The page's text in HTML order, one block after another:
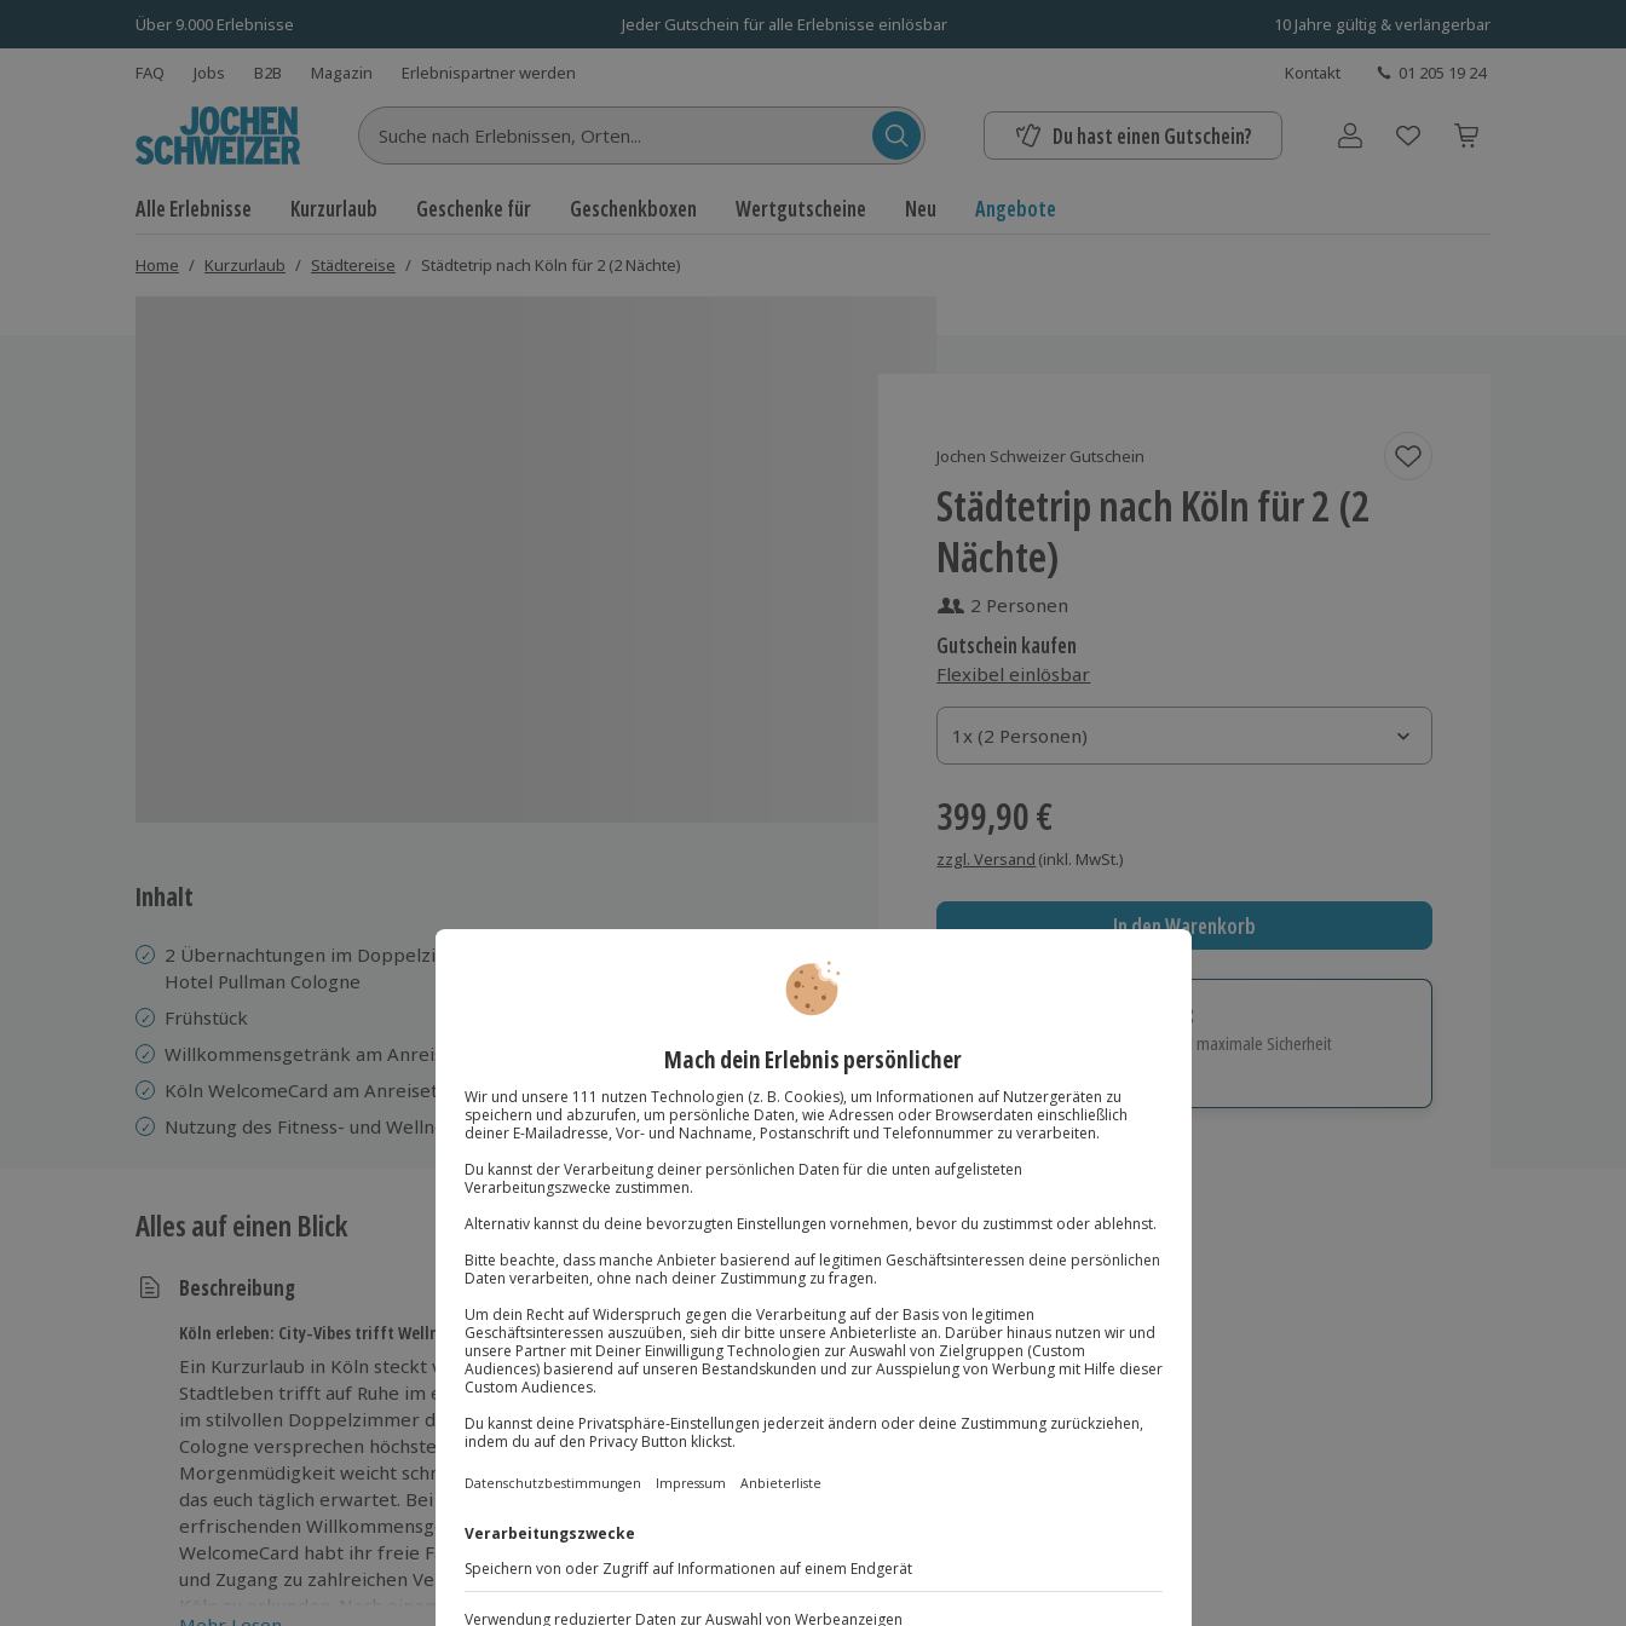
Über 9.000 Erlebnisse Jeder Gutschein für alle Erlebnisse einlösbar 10 Jahre gültig & verlängerbar
FAQ Jobs B2B Magazin Erlebnispartner werden Kontakt 01 205 19 24
Suche nach Erlebnissen... Du hast einen Gutschein? Benutzerkonto
Alle Erlebnisse Kurzurlaub Geschenke für Geschenkboxen Wertgutscheine Neu Angebote
Home / Kurzurlaub / Städtereise / Städtetrip nach Köln für 2 (2 Nächte)
Jochen Schweizer Gutschein
Städtetrip nach Köln für 2 (2
Nächte)
2 Personen
Gutschein kaufen
Flexibel einlösbar
1x (2 Personen)
1x (2 Personen)
1x (2 Personen)
399,90 €
zzgl. Versand (inkl. MwSt.)
In den Warenkorb
Immer das richtige Geschenk:
Große Auswahl, volle Flexibilität und maximale Sicherheit
Große Auswahl
Über 9.000 Erlebnisse.
Jeder Gutschein für alle Erlebnisse einlösbar.
10 Jahre gültig & verlängerbar.
Inhalt
2 Übernachtungen im Doppelzimmer der Superior Kategorie im 4* Superior
Hotel Pullman Cologne
Frühstück
Willkommensgetränk am Anreisetag
Köln WelcomeCard am Anreisetag
Nutzung des Fitness- und Wellnessbereichs
Alles auf einen Blick
Beschreibung
Köln erleben: City-Vibes trifft Wellness-Oase
Ein Kurzurlaub in Köln steckt voller spannender Kontraste – pulsierendes
Stadtleben trifft auf Ruhe im edlen Wellnessbereich. Zwei Übernachtungen
im stilvollen Doppelzimmer der Superior-Kategorie im Hotel Pullman
Cologne versprechen höchsten Komfort mit zentraler Lage. Mögliche
Morgenmüdigkeit weicht schnell dem Duft vom reichhaltigen Frühstück,
das euch täglich erwartet. Bei eurer Ankunft stoßt ihr mit einem
erfrischenden Willkommensgetränk auf euer Abenteuer an. Mit der Köln
WelcomeCard habt ihr freie Fahrt mit den öffentlichen Verkehrsmitteln
und Zugang zu zahlreichen Vergünstigungen – perfekt, um das vielfältige
Köln zu erkunden. Nach einem aufregenden Tag lädt der hoteleigene